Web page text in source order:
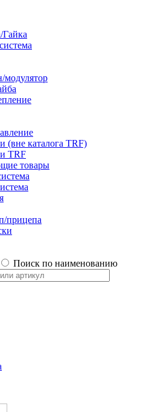
Гайка
модулятор
(вне каталога TRF)
TRF
товары
прицепа
Поиск по наименованию